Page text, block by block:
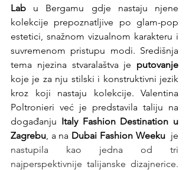
Lab u Bergamu gdje nastaju njene
kolekcije prepoznatljive po glam-pop
estetici, snažnom vizualnom karakteru i
suvremenom pristupu modi. Središnja
tema njezina stvaralaštva je putovanje
koje je za nju stilski i konstruktivni jezik
kroz koji nastaju kolekcije. Valentina
Poltronieri već je predstavila taliju na
događanju Italy Fashion Destination u
Zagrebu , a na Dubai Fashion Weeku
nastupila kao jedna od tri
najperspektivnije talijanske dizajnerice.